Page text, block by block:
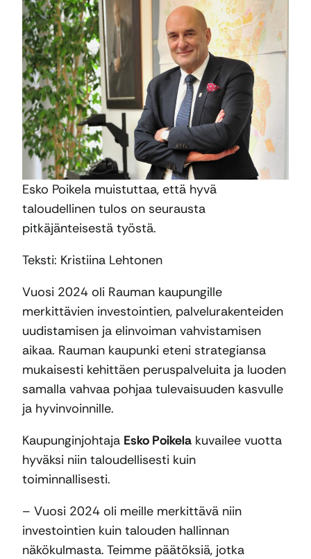
Esko Poikela muistuttaa, että hyvä
taloudellinen tulos on seurausta
pitkäjänteisestä työstä.
Teksti: Kristiina Lehtonen
Vuosi 2024 oli Rauman kaupungille
merkittävien investointien, palvelurakenteiden
uudistamisen ja elinvoiman vahvistamisen
aikaa. Rauman kaupunki eteni strategiansa
mukaisesti kehittäen peruspalveluita ja luoden
samalla vahvaa pohjaa tulevaisuuden kasvulle
ja hyvinvoinnille.
Kaupunginjohtaja Esko Poikela kuvailee vuotta
hyväksi niin taloudellisesti kuin
toiminnallisesti.
– Vuosi 2024 oli meille merkittävä niin
investointien kuin talouden hallinnan
näkökulmasta. Teimme päätöksiä, jotka